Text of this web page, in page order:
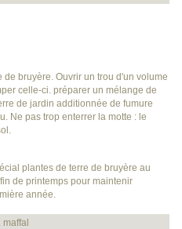
bruyère. Ouvrir un trou d'un volume
celle-ci. préparer un mélange de
de jardin additionnée de fumure
Ne pas trop enterrer la motte : le
plantes de terre de bruyère au
de printemps pour maintenir
année.
maffal